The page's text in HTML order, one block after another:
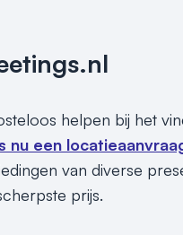
helpen bij het
nu een
van diverse
prijs.